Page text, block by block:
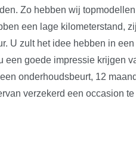
Zo hebben wij
een lage kilometerstand,
U zult het idee hebben in
een goede impressie krijgen
onderhoudsbeurt, 12
verzekerd een occasion